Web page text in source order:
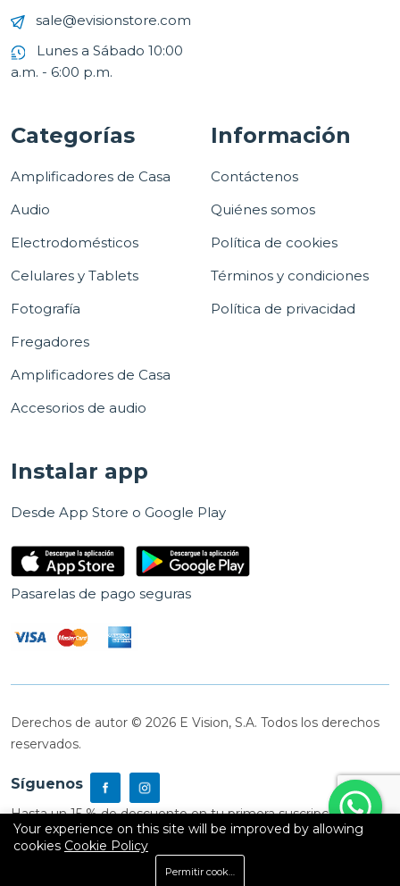
sale@evisionstore.com
Lunes a Sábado 10:00
a.m. - 6:00 p.m.
Categorías
Amplificadores de Casa
Audio
Electrodomésticos
Celulares y Tablets
Fotografía
Fregadores
Amplificadores de Casa
Accesorios de audio
Información
Contáctenos
Quiénes somos
Política de cookies
Términos y condiciones
Política de privacidad
Instalar app
Desde App Store o Google Play
Pasarelas de pago seguras
Derechos de autor © 2026 E Vision, S.A. Todos los derechos
reservados.
Síguenos
Hasta un 15 % de descuento en tu primera suscripción
Carrito
Your experience on this site will be improved by allowing
cookies Cookie Policy
Permitir cookies